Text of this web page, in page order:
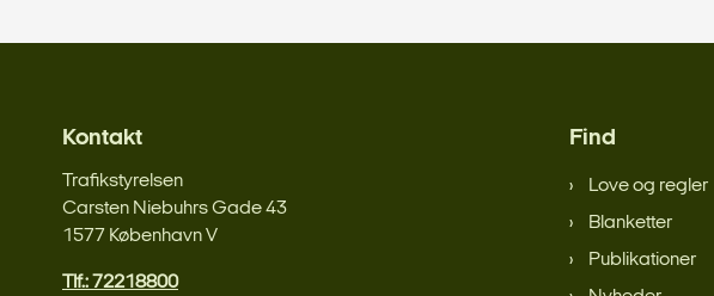
Kontakt
Trafikstyrelsen
Carsten Niebuhrs Gade 43
1577 København V
Tlf.: 72218800
Find
Love og regler
Blanketter
Publikationer